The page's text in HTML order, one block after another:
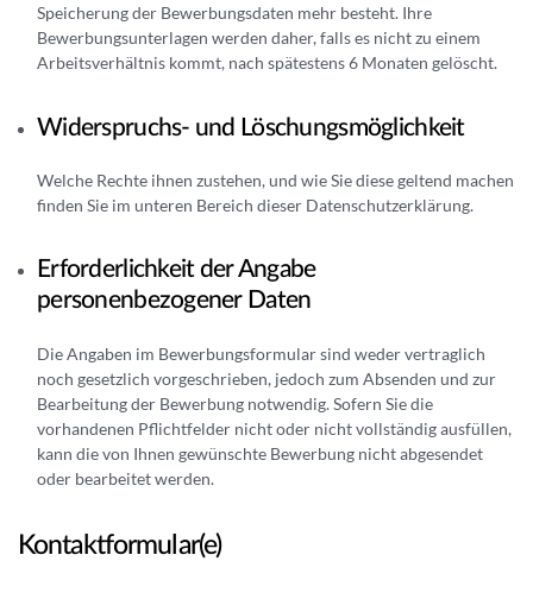
Speicherung der Bewerbungsdaten mehr besteht. Ihre
Bewerbungsunterlagen werden daher, falls es nicht zu einem
Arbeitsverhältnis kommt, nach spätestens 6 Monaten gelöscht.
Widerspruchs- und Löschungsmöglichkeit
Welche Rechte ihnen zustehen, und wie Sie diese geltend machen
finden Sie im unteren Bereich dieser Datenschutzerklärung.
Erforderlichkeit der Angabe
personenbezogener Daten
Die Angaben im Bewerbungsformular sind weder vertraglich
noch gesetzlich vorgeschrieben, jedoch zum Absenden und zur
Bearbeitung der Bewerbung notwendig. Sofern Sie die
vorhandenen Pflichtfelder nicht oder nicht vollständig ausfüllen,
kann die von Ihnen gewünschte Bewerbung nicht abgesendet
oder bearbeitet werden.
Kontaktformular(e)